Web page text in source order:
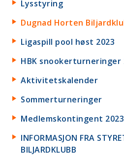
Lysstyring
Dugnad Horten
Ligaspill pool høst 2023
HBK snookerturneringer
Aktivitetskalender
Sommerturneringer
Medlemskontingent
INFORMASJON FRA
BILJARDKLUBB